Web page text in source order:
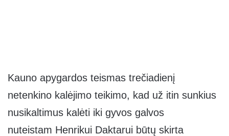
Kauno apygardos teismas trečiadienį
netenkino kalėjimo teikimo, kad už itin sunkius
nusikaltimus kalėti iki gyvos galvos
nuteistam Henrikui Daktarui būtų skirta